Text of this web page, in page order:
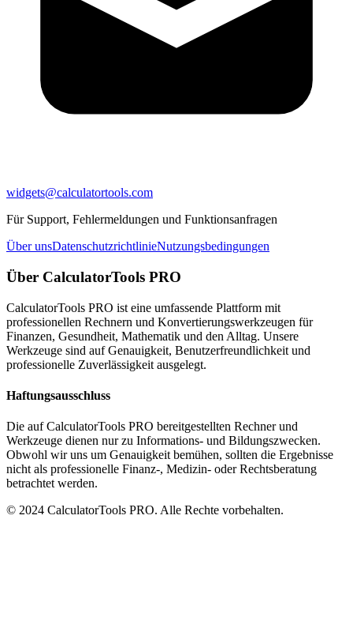
widgets@calculatortools.com
Für Support, Fehlermeldungen und Funktionsanfragen
Über unsDatenschutzrichtlinieNutzungsbedingungen
Über CalculatorTools PRO
CalculatorTools PRO ist eine umfassende Plattform mit
professionellen Rechnern und Konvertierungswerkzeugen für
Finanzen, Gesundheit, Mathematik und den Alltag. Unsere
Werkzeuge sind auf Genauigkeit, Benutzerfreundlichkeit und
professionelle Zuverlässigkeit ausgelegt.
Haftungsausschluss
Die auf CalculatorTools PRO bereitgestellten Rechner und
Werkzeuge dienen nur zu Informations- und Bildungszwecken.
Obwohl wir uns um Genauigkeit bemühen, sollten die Ergebnisse
nicht als professionelle Finanz-, Medizin- oder Rechtsberatung
betrachtet werden.
© 2024 CalculatorTools PRO. Alle Rechte vorbehalten.